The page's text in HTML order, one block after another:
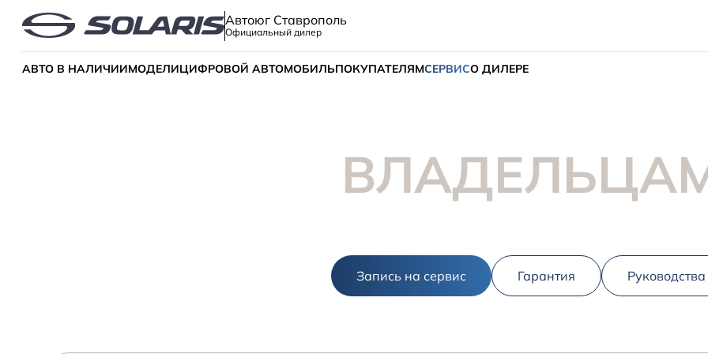
Автоюг Ставрополь
Официальный дилер
АВТО В НАЛИЧИИМОДЕЛИЦИФРОВОЙ АВТОМОБИЛЬПОКУПАТЕЛЯМСЕРВИСО ДИЛЕРЕ
Запись на сервис Гарантия Руководства